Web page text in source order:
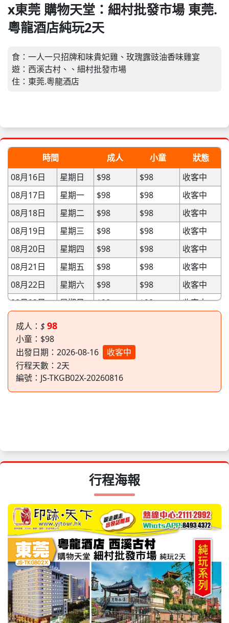
x東莞 購物天堂：細村批發市場 東莞.
粵龍酒店純玩2天
食：一人一只招牌和味貴妃雞、玫瑰露豉油香味雞宴
遊：西溪古村、、細村批發市場
住：東莞.粵龍酒店
時間 成人 小童
狀態
08月16日
星期日 $98 $98
收客中
08月17日
星期一 $98 $98
收客中
08月18日
星期二 $98 $98
收客中
08月19日
星期三 $98 $98
收客中
08月20日
星期四 $98 $98
收客中
08月21日
星期五 $98 $98
收客中
08月22日
星期六 $98 $98
收客中
08月23日
星期日 $98 $98
收客中
08月24日
08月25日
08月26日
星期三 $98
08月27日
星期四 $98
08月28日
星期五 $98 $98
收客中
成人： $98
小童：$98
出發日期：2026-08-16
收客中
行程天數： 2天
編號： JS-TKGB02X-20260816
行程海報